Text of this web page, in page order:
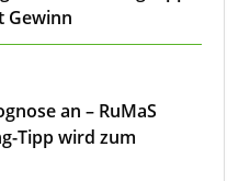
Gewinn
an – RuMaS
Tipp wird zum